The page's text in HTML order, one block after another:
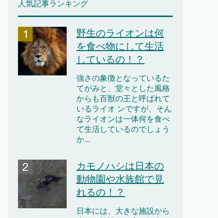
人気記事ランキング
野生のライオンは何
を食べ物にして生活
しているの！？
強さの象徴となっているた
てがみと、堂々とした風格
からも百獣の王と呼ばれて
いるライオ ンですが、そん
なライオンは一体何を食べ
て生活しているのでしょう
か...
カモノハシは日本の
動物園や水族館で見
れるの！？
日本には、大きな施設から